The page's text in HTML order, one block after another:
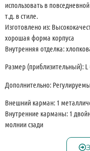
использовать в
т.д. в стиле.
Изготовлено из:
хорошая форма корпуса
Внутренняя отделка:
Размер (приблизительный): L
Дополнительно:
Внешний карман: 1
Внутренние карманы: 1
молнии сзади